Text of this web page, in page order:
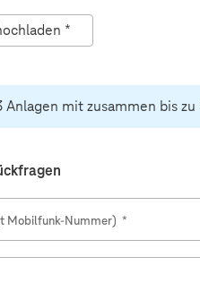
*
Anlagen mit zusammen bis
Mobilfunk-Nummer) *